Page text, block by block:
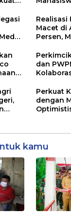
Buatan
Realisasi
Macet di
Persen,
Pemko
dan
Perkuat
dengan
kamu